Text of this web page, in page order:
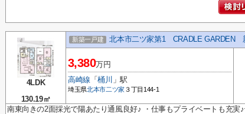
4LDK
130.19㎡
新築一戸建 北本市二ツ家第1 CRADLE
3,380万円
高崎線 「桶川 」駅
埼玉県北本市二ツ家 ３丁目144-1
南東向きの2面採光で陽あたり通風良好♪ ・仕事もプライベートも充実